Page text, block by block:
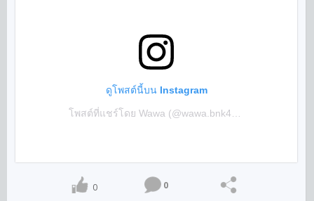
ดูโพสต์นี้บน Instagram
0 0